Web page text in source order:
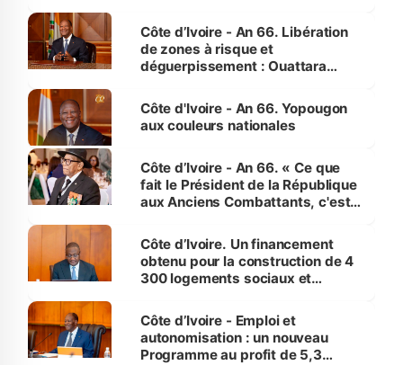
milieu des sinistrés
Côte d’Ivoire - An 66. Libération
de zones à risque et
déguerpissement : Ouattara
l'Etat de droit pour préserver les
vies humaines »
Côte d'Ivoire - An 66. Yopougon
aux couleurs nationales
Côte d’Ivoire - An 66. « Ce que
fait le Président de la République
aux Anciens Combattants, c'est
Côte d’Ivoire. Un financement
obtenu pour la construction de 4
300 logements sociaux et
et Yamoussoukro
Côte d’Ivoire - Emploi et
autonomisation : un nouveau
Programme au profit de 5,3